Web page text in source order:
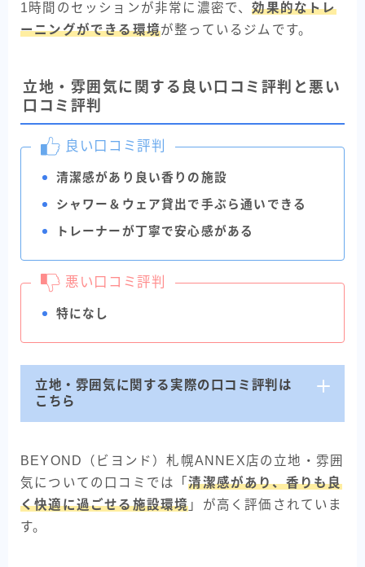
1時間のセッションが非常に濃密で、効果的なトレ
ーニングができる環境が整っているジムです。
立地・雰囲気に関する良い口コミ評判と悪い
口コミ評判
良い口コミ評判
清潔感があり良い香りの施設
シャワー＆ウェア貸出で手ぶら通いできる
トレーナーが丁寧で安心感がある
悪い口コミ評判
特になし
立地・雰囲気に関する実際の口コミ評判は
こちら
BEYOND（ビヨンド）札幌ANNEX店の立地・雰囲
気についての口コミでは「清潔感があり、香りも良
く快適に過ごせる施設環境 」が高く評価されていま
す。